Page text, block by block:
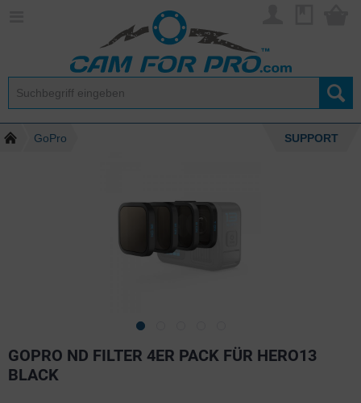
GoPro SUPPORT
GOPRO ND FILTER 4ER PACK FÜR HERO13
BLACK